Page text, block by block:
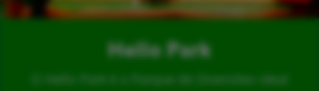
Hello Park
O Hello Park é o Parque de Diversões ideal